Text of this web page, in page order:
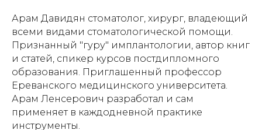
Арам Давидян стоматолог, хирург, владеющий
всеми видами стоматологической помощи.
Признанный "гуру" имплантологии, автор книг
и статей, спикер курсов постдипломного
образования. Приглашенный профессор
Ереванского медицинского университета.
Арам Ленсерович разработал и сам
применяет в каждодневной практике
инструменты.